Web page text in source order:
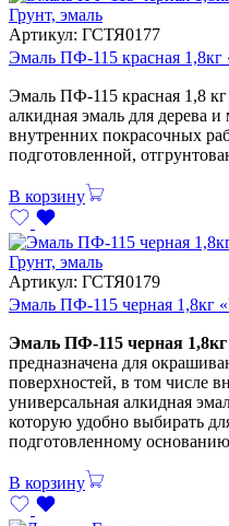
Грунт, эмаль
Артикул: ГСТЯ0177
Эмаль ПФ-115 красная
Эмаль ПФ-115 красная 1,8
алкидная эмаль для дерева
внутренних покрасочных
подготовленной,
В корзину
Грунт, эмаль
Артикул: ГСТЯ0179
Эмаль ПФ-115 черная 1,8кг
Эмаль ПФ-115 черная
предназначена для
поверхностей, в том числе
универсальная алкидная
которую удобно выбирать
подготовленному
В корзину